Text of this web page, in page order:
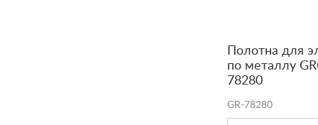
Полотна для
по металлу
78280
GR-78280